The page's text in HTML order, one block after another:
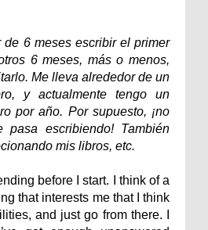
de 6 meses escribir el primer
6 meses, más o menos,
Me lleva alrededor de un
y actualmente tengo un
por año. Por supuesto, ¡no
escribiendo! También
mis libros, etc.
before I start. I think of a
that interests me that I think
and just go from there. I